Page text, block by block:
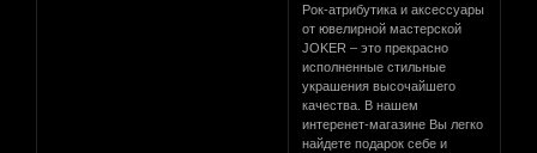
Рок-атрибутика и аксессуары
от ювелирной мастерской
JOKER – это прекрасно
исполненные стильные
украшения высочайшего
качества. В нашем
интеренет-магазине Вы легко
найдете подарок себе и